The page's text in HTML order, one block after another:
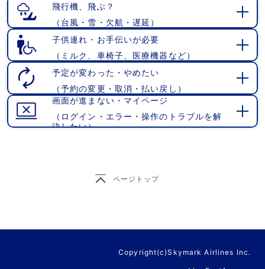
飛行機、飛ぶ？
（台風・雪・欠航・遅延）
子供連れ・お手伝いが必要
（ミルク、車椅子、医療機器など）
予定が変わった・やめたい
（予約の変更・取消・払い戻し）
画面が進まない・マイページ
（ログイン・エラー・操作のトラブルを解
決したい）
ページトップ
Copyright(c)Skymark Airlines Inc.